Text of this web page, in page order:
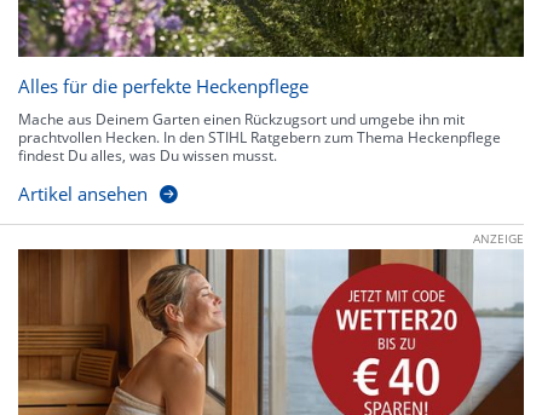
Alles für die perfekte Heckenpflege
Mache aus Deinem Garten einen Rückzugsort und umgebe ihn mit
prachtvollen Hecken. In den STIHL Ratgebern zum Thema Heckenpflege
findest Du alles, was Du wissen musst.
Artikel ansehen
ANZEIGE